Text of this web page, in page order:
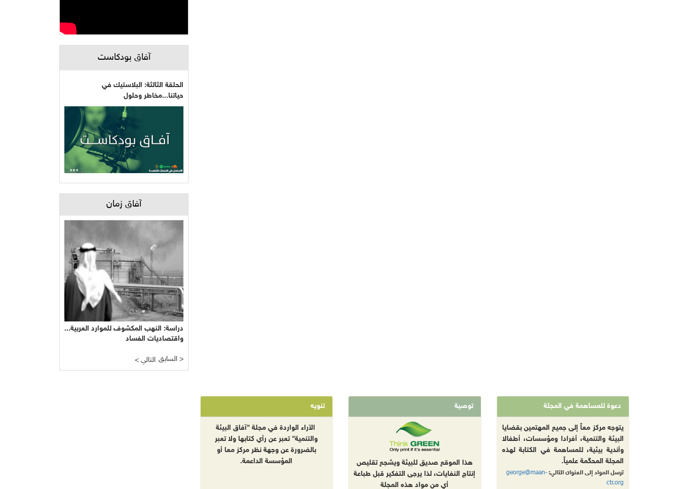
آفاق بودكاست
الحلقة الثالثة: البلاستيك في
حياتنا...مخاطر وحلول
آفاق زمان
دراسة: النهب المكشوف للموارد العربية...
واقتصاديات الفساد
< التالي السابق >
دعوة للمساهمة في المجلة
يتوجه مركز معاً إلى جميع المهتمين بقضايا
البيئة والتنمية، أفرادا ومؤسسات، أطفالا
وأندية بيئية، للمساهمة في الكتابة لهذه
المجلة المحكّمة علمياً.
ترسل المواد إلى العنوان التالي:george@maan-
ctr.org
توصية
هذا الموقع صديق للبيئة ويشجع تقليص
إنتاج النفايات، لذا يرجى التفكير قبل طباعة
أي من مواد هذه المجلة
تنويه
الآراء الواردة في مجلة "آفاق البيئة
والتنمية" تعبر عن رأي كتابها ولا تعبر
بالضرورة عن وجهة نظر مركز معا أو
المؤسسة الداعمة.